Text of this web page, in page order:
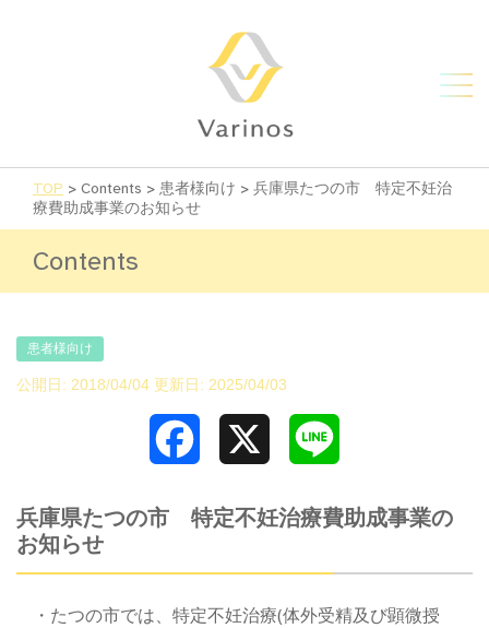
TOP > Contents > 患者様向け > 兵庫県たつの市 特定不妊治
療費助成事業のお知らせ
Contents
患者様向け
公開日: 2018/04/04 更新日: 2025/04/03
Facebook
兵庫県たつの市 特定不妊治療費助成事業の
お知らせ
・たつの市では、特定不妊治療(体外受精及び顕微授